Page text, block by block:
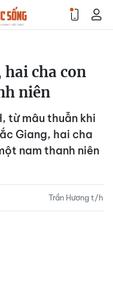
cha con
niên
từ mâu thuẫn khi
Giang, hai cha
nam thanh niên
Trần Hương t/h